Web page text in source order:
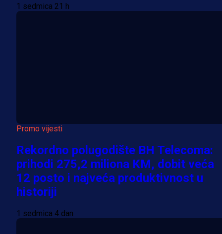
1 sedmica 21 h
Promo vijesti
Rekordno polugodište BH Telecoma:
prihodi 275,2 miliona KM, dobit veća
12 posto i najveća produktivnost u
historiji
1 sedmica 4 dan